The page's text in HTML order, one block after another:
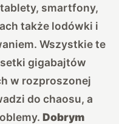
smartfony,
także lodówki i
Wszystkie te
gigabajtów
w rozproszonej
do chaosu, a
Dobrym